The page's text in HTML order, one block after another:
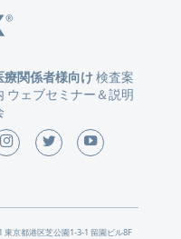
療関係者様向け検査案
ウェブセミナー＆説明
東京都港区芝公園1-3-1 留園ビル8F